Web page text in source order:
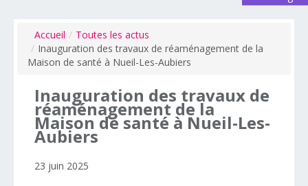
Accueil / Toutes les actus
/ Inauguration des travaux de réaménagement de la
Maison de santé à Nueil-Les-Aubiers
Inauguration des travaux de
réaménagementde la
Maisonde santé à Nueil-Les-
Aubiers
23 juin 2025